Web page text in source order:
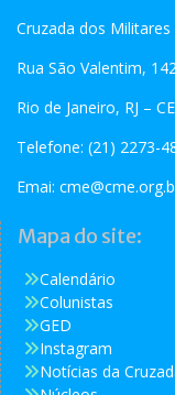
Cruzada dos Militares
Rua São Valentim,
Rio de Janeiro, RJ –
Telefone: (21) 2273-
Emai:
Mapa do site:
Calendário
Colunistas
GED
Instagram
Notícias da